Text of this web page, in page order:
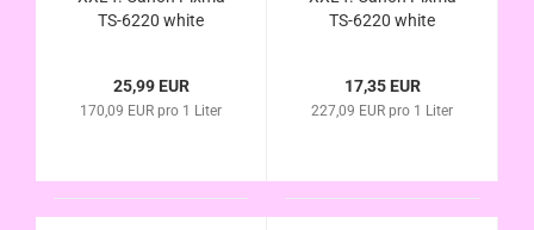
TS-6220 white
Vorteilspack
25,99 EUR
170,09 EUR pro 1 Liter
TS-6220 white
Vorteilspack
17,35 EUR
227,09 EUR pro 1 Liter